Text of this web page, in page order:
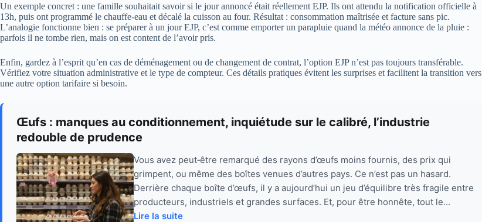
Un exemple concret : une famille souhaitait savoir si le jour annoncé était réellement EJP. Ils ont attendu la notification officielle à
13h, puis ont programmé le chauffe‑eau et décalé la cuisson au four. Résultat : consommation maîtrisée et facture sans pic.
L’analogie fonctionne bien : se préparer à un jour EJP, c’est comme emporter un parapluie quand la météo annonce de la pluie :
parfois il ne tombe rien, mais on est content de l’avoir pris.
Enfin, gardez à l’esprit qu’en cas de déménagement ou de changement de contrat, l’option EJP n’est pas toujours transférable.
Vérifiez votre situation administrative et le type de compteur. Ces détails pratiques évitent les surprises et facilitent la transition vers
une autre option tarifaire si besoin.
Œufs : manques au conditionnement, inquiétude sur le calibré, l’industrie
redouble de prudence
Vous avez peut‑être remarqué des rayons d’œufs moins fournis, des prix qui
grimpent, ou même des boîtes venues d’autres pays. Ce n’est pas un hasard.
Derrière chaque boîte d’œufs, il y a aujourd’hui un jeu d’équilibre très fragile entre
producteurs, industriels et grandes surfaces. Et, pour être honnête, tout le...
Lire la suite